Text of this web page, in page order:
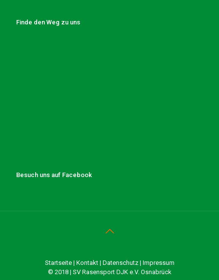
Finde den Weg zu uns
Besuch uns auf Facebook
Startseite| Kontakt| Datenschutz| Impressum
© 2018 | SV Rasensport DJK e.V. Osnabrück